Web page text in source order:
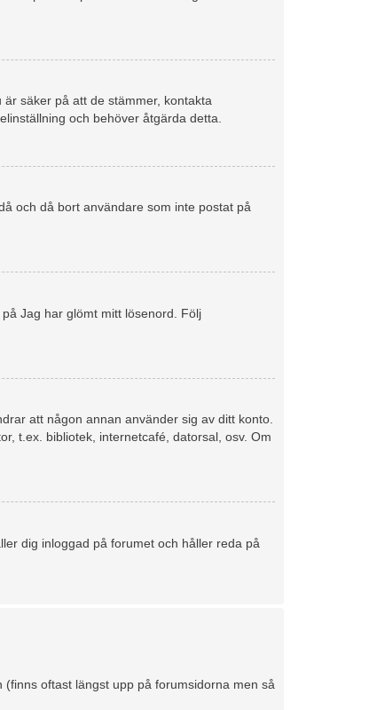
säker på att de stämmer, kontakta
och behöver åtgärda detta.
och då bort användare som inte postat på
Jag har glömt mitt lösenord. Följ
att någon annan använder sig av ditt konto.
t.ex. bibliotek, internetcafé, datorsal, osv. Om
dig inloggad på forumet och håller reda på
oftast längst upp på forumsidorna men så